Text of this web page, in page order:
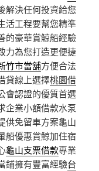
解決任何投資給您
活工程要幫您精準
的豪華賞鯨船經驗
力為您打造更便捷
竹市當舖方便合法
貸線上選擇桃園借
會認證的優質首選
企業小額借款水泵
供免留車方案龜山
船優惠賞鯨加住宿
龜山支票借款專業
鋪擁有豐富經驗台